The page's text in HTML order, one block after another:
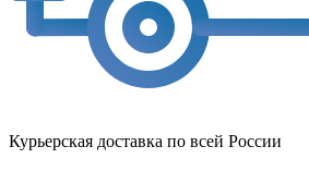
Курьерская доставка по всей России